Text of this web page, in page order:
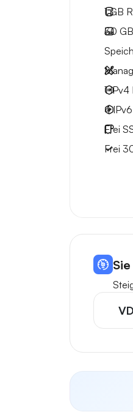
1 GB
30 GB
1 IPv4
4 IPv6
Frei
Frei